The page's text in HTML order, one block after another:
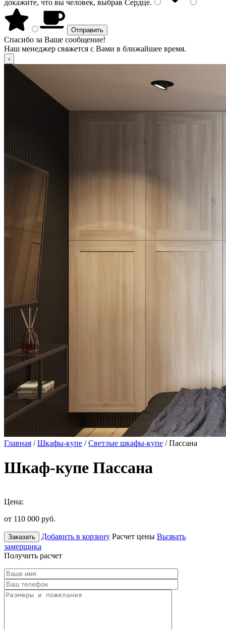
докажите, что вы человек, выбрав Сердце.
Спасибо за Ваше сообщение!
Наш менеджер свяжется с Вами в ближайшее время.
Главная /Шкафы-купе /Светлые шкафы-купе / Пассана
Шкаф-купе Пассана
Цена:
от 110 000 руб.
Заказать Добавить в корзину Расчет цены Вызвать
замерщика
Получить расчет